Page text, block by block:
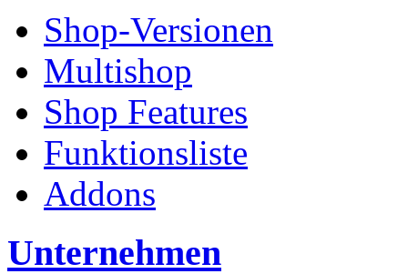
Shop-Versionen
Multishop
Shop Features
Funktionsliste
Addons
Unternehmen